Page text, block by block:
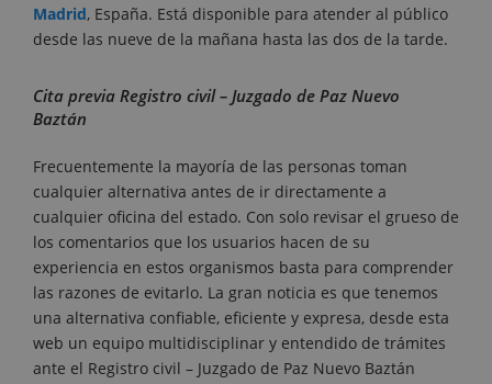
Madrid, España. Está disponible para atender al público
desde las nueve de la mañana hasta las dos de la tarde.
Cita previa Registro civil – Juzgado de Paz Nuevo
Baztán
Frecuentemente la mayoría de las personas toman
cualquier alternativa antes de ir directamente a
cualquier oficina del estado. Con solo revisar el grueso de
los comentarios que los usuarios hacen de su
experiencia en estos organismos basta para comprender
las razones de evitarlo. La gran noticia es que tenemos
una alternativa confiable, eficiente y expresa, desde esta
web un equipo multidisciplinar y entendido de trámites
ante el Registro civil – Juzgado de Paz Nuevo Baztán